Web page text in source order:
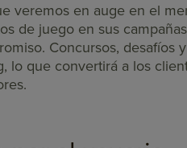
veremos en auge en el
de juego en sus
Concursos, desafíos
lo que convertirá a los